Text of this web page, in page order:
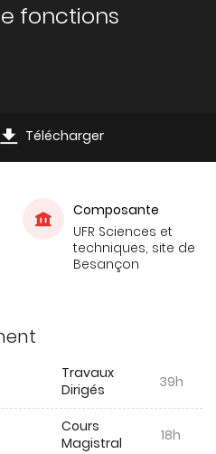
fonctions
Télécharger
Composante
UFR Sciences et
techniques, site de
Besançon
Travaux
Dirigés
39h
Cours
Magistral
18h